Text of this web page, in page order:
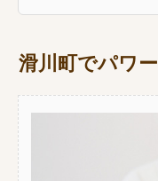
滑川町でパワ